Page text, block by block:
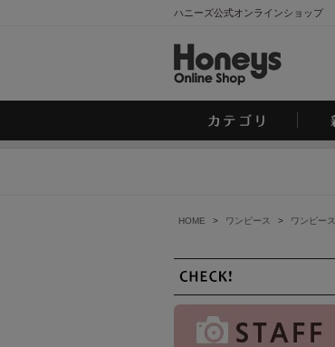
ハニーズ公式オンラインショップ
HOME > ワンピース > ワンピース